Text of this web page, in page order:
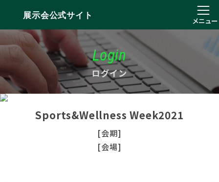
展示会公式サイト
メニュー
Login
ログイン
Sports&Wellness Week2021
[会期]
[会場]